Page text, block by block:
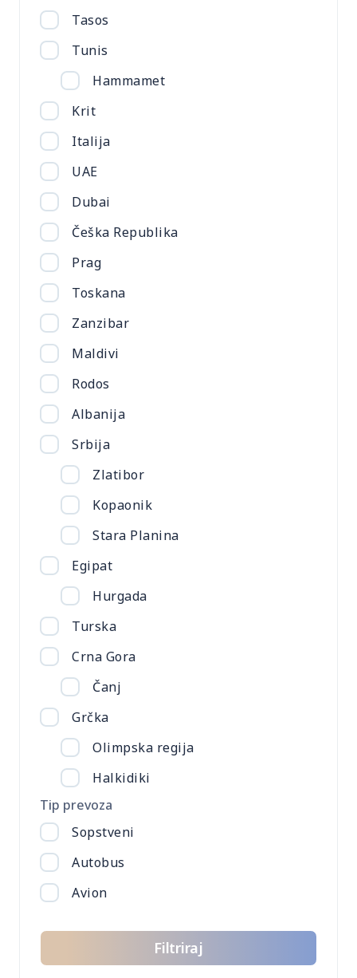
Tasos
Tunis
Hammamet
Krit
Italija
UAE
Dubai
Češka Republika
Prag
Toskana
Zanzibar
Maldivi
Rodos
Albanija
Srbija
Zlatibor
Kopaonik
Stara Planina
Egipat
Hurgada
Turska
Crna Gora
Čanj
Grčka
Olimpska regija
Halkidiki
Tip prevoza
Sopstveni
Autobus
Avion